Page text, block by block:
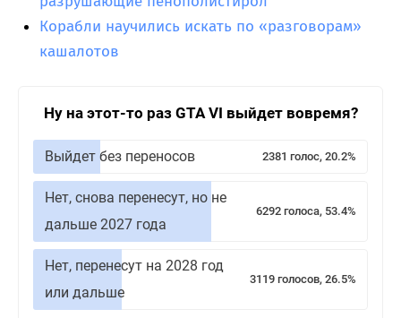
Корабли научились искать по «разговорам»
кашалотов
Ну на этот-то раз GTA VI выйдет вовремя?
Выйдет без переносов 2381 голос, 20.2%
Нет, снова перенесут, но не
дальше 2027 года
6292 голоса, 53.4%
Нет, перенесут на 2028 год
или дальше
3119 голосов, 26.5%